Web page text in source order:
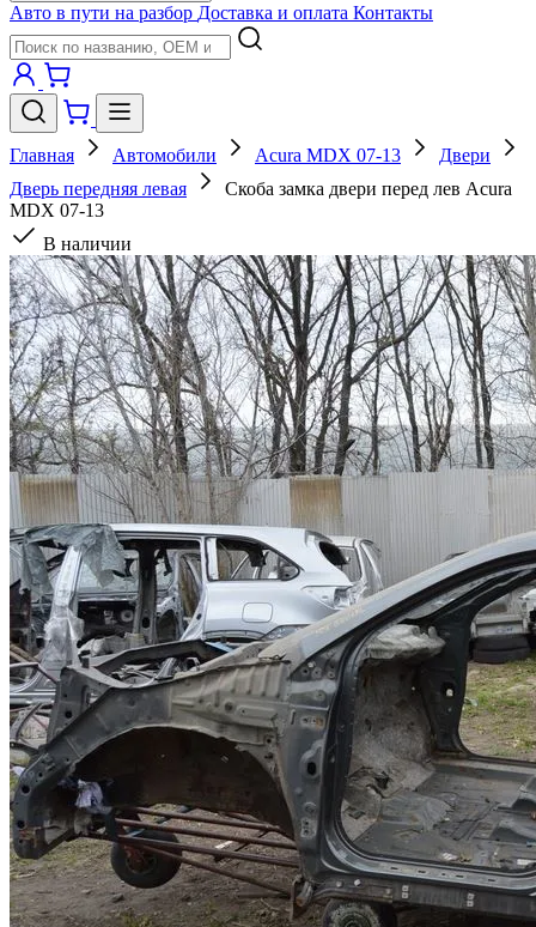
Авто в пути на разбор Доставка и оплата Контакты
Главная Автомобили Acura MDX 07-13
Двери
Дверь передняя левая
Скоба замка двери перед лев Acura
MDX 07-13
В наличии